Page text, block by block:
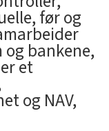
før og
bankene,
et
og NAV,